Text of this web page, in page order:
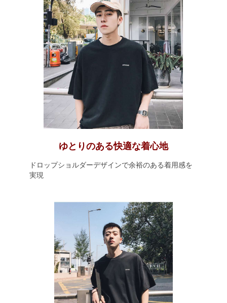
ゆとりのある快適な着心地
ドロップショルダーデザインで余裕のある着用感を
実現